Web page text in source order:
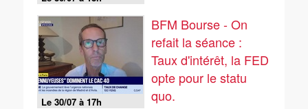
Le 30/07 à 17h
BFM Bourse - On
refait la séance :
Taux d'intérêt, la FED
opte pour le statu
quo.